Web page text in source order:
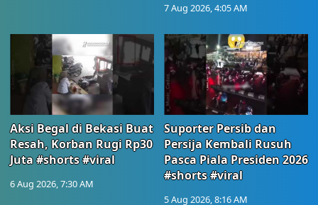
7 Aug 2026, 4:05 AM
Aksi Begal di Bekasi Buat
Resah, Korban Rugi Rp30
Juta #shorts #viral
6 Aug 2026, 7:30 AM
Suporter Persib dan
Persija Kembali Rusuh
Pasca Piala Presiden 2026
#shorts #viral
5 Aug 2026, 8:16 AM